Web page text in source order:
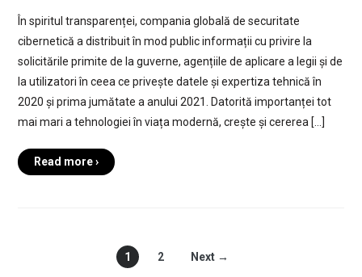
În spiritul transparenței, compania globală de securitate
cibernetică a distribuit în mod public informații cu privire la
solicitările primite de la guverne, agențiile de aplicare a legii și de
la utilizatori în ceea ce privește datele și expertiza tehnică în
2020 și prima jumătate a anului 2021. Datorită importanței tot
mai mari a tehnologiei în viața modernă, crește și cererea […]
Read more ›
1 2 Next →